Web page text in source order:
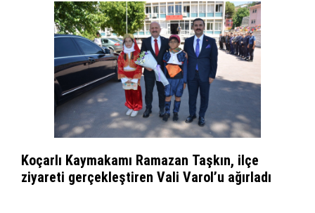
Koçarlı Kaymakamı Ramazan Taşkın, ilçe
ziyareti gerçekleştiren Vali Varol’u ağırladı